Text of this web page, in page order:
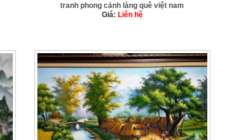
tranh phong cảnh làng quê việt nam
Giá: Liên hệ